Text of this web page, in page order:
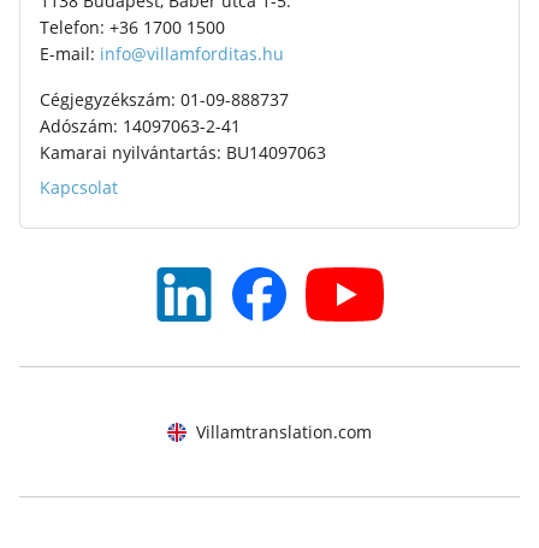
Telefon: +36 1700 1500
E-mail: info@villamforditas.hu
Cégjegyzékszám: 01-09-888737
Adószám: 14097063-2-41
Kamarai nyilvántartás: BU14097063
Kapcsolat
Villamtranslation.com